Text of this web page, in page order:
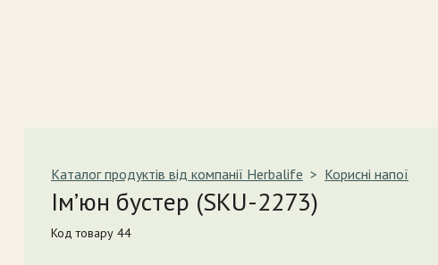
Каталог продуктів від компанії Herbalife Корисні напої
Ім’юн бустер (SKU-2273)
Код товару 44